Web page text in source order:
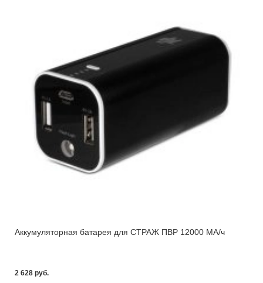
Аккумуляторная батарея для СТРАЖ ПВР 12000 МА/ч
2 628 pуб.